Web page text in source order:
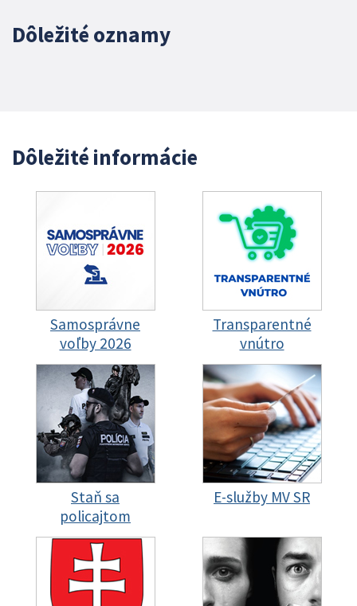
Dôležité oznamy
Dôležité informácie
Samosprávne
voľby 2026
Transparentné
vnútro
Staň sa
policajtom
E-služby MV SR